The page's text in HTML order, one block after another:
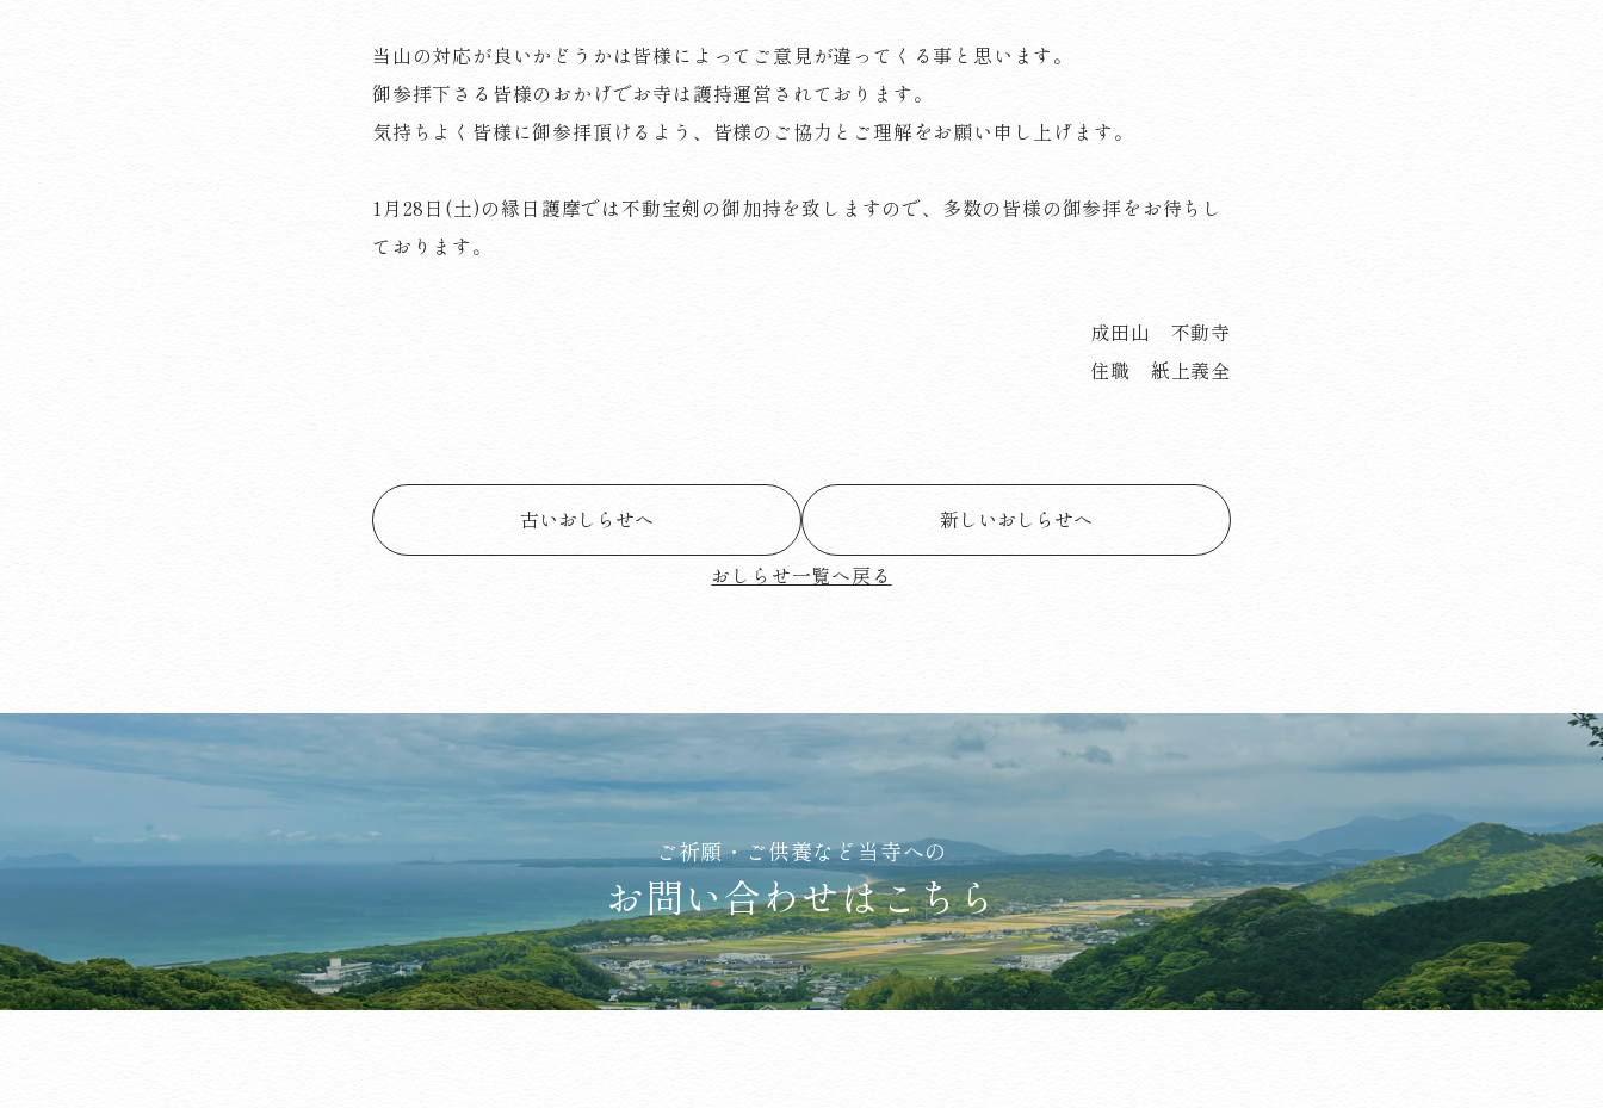
当山の対応が良いかどうかは皆様によってご意見が違ってくる事と思います。
御参拝下さる皆様のおかげでお寺は護持運営されております。
気持ちよく皆様に御参拝頂けるよう、皆様のご協力とご理解をお願い申し上げます。
1月28日(土)の縁日護摩では不動宝剣の御加持を致しますので、多数の皆様の御参拝をお待ちし
ております。
成田山 不動寺
住職 紙上義全
古いおしらせへ
新しいおしらせへ
おしらせ一覧へ戻る
ご祈願・ご供養など当寺への
お問い合わせはこちら